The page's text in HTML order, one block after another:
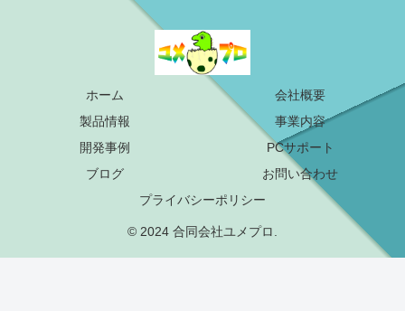
ホーム
会社概要
製品情報
事業内容
開発事例
PCサポート
ブログ
お問い合わせ
プライバシーポリシー
© 2024 合同会社ユメプロ.